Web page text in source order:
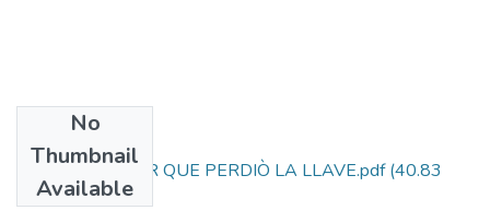
No
Thumbnail
Available
23. EL INVENTOR QUE PERDIÒ LA LLAVE.pdf(40.83
MB)